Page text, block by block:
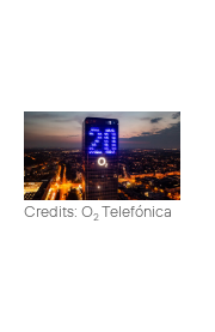
Credits: O2Telefónica